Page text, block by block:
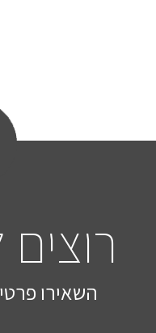
השאירו